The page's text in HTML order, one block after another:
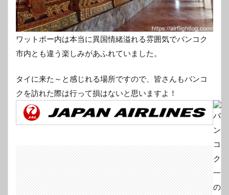
ワットポー内は本当に異国情緒溢れる雰囲気でバンコク
市内とも違う楽しみがあふれていました。
タイに来た～と感じれる場所ですので、皆さんもバンコ
クを訪れた際は行って損はないと思いますよ！